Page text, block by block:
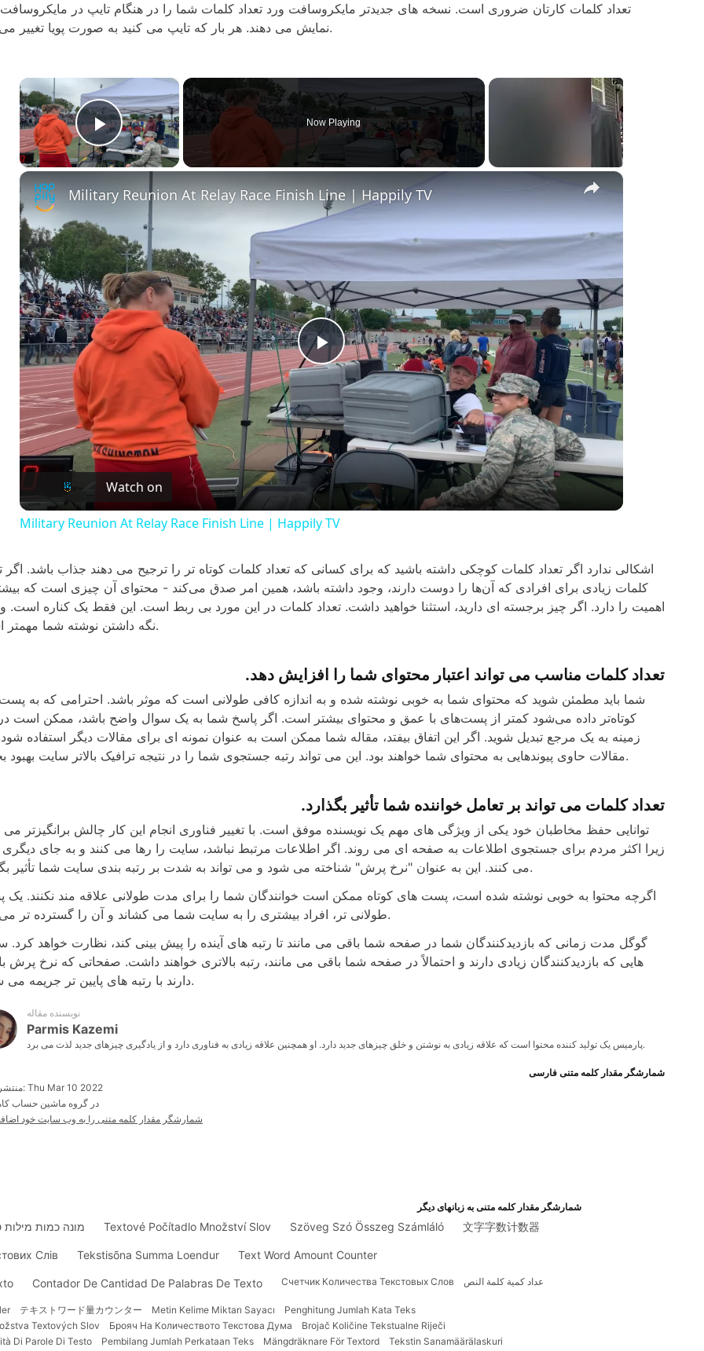
تعداد کلمات کارتان ضروری است. نسخه های جدیدتر مایکروسافت ورد تعداد کلمات شما را در هنگام تایپ در
نمایش می دهند. هر بار که تایپ می کنید به صورت پویا تغییر می کند.
×
Play Video
Now Playing
×
P
l
a
y
i
e
o
Military Reunion At Relay Race Finish Line | Happily TV
Watch on
Military Reunion At Relay Race Finish Line | Happily TV
اشکالی ندارد اگر تعداد کلمات کوچکی داشته باشید که برای کسانی که تعداد کلمات کوتاه تر را ترجیح می دهند جذاب باشد. اگر
کلمات زیادی برای افرادی که آن‌ها را دوست دارند، وجود داشته باشد، همین امر صدق می‌کند - محتوای آن چیزی است که
اهمیت را دارد. اگر چیز برجسته ای دارید، استثنا خواهید داشت. تعداد کلمات در این مورد بی ربط است. این فقط یک کناره است.
نگه داشتن نوشته شما مهمتر است.
تعداد کلمات مناسب می تواند اعتبار محتوای شما را افزایش دهد.
شما باید مطمئن شوید که محتوای شما به خوبی نوشته شده و به اندازه کافی طولانی است که موثر باشد. احترامی که به
کوتاه‌تر داده می‌شود کمتر از پست‌های با عمق و محتوای بیشتر است. اگر پاسخ شما به یک سوال واضح باشد، ممکن است
زمینه به یک مرجع تبدیل شوید. اگر این اتفاق بیفتد، مقاله شما ممکن است به عنوان نمونه ای برای مقالات دیگر استفاده
مقالات حاوی پیوندهایی به محتوای شما خواهند بود. این می تواند رتبه جستجوی شما را در نتیجه ترافیک بالاتر سایت بهبود بخشد.
تعداد کلمات می تواند بر تعامل خواننده شما تأثیر بگذارد.
توانایی حفظ مخاطبان خود یکی از ویژگی های مهم یک نویسنده موفق است. با تغییر فناوری انجام این کار چالش برانگیزتر
زیرا اکثر مردم برای جستجوی اطلاعات به صفحه ای می روند. اگر اطلاعات مرتبط نباشد، سایت را رها می کنند و به جای دیگری
می کنند. این به عنوان "نرخ پرش" شناخته می شود و می تواند به شدت بر رتبه بندی سایت شما تأثیر بگذارد.
اگرچه محتوا به خوبی نوشته شده است، پست های کوتاه ممکن است خوانندگان شما را برای مدت طولانی علاقه مند نکنند.
طولانی تر، افراد بیشتری را به سایت شما می کشاند و آن را گسترده تر می کند.
گوگل مدت زمانی که بازدیدکنندگان شما در صفحه شما باقی می مانند تا رتبه های آینده را پیش بینی کند، نظارت خواهد کرد.
هایی که بازدیدکنندگان زیادی دارند و احتمالاً در صفحه شما باقی می مانند، رتبه بالاتری خواهند داشت. صفحاتی که نرخ پرش
دارند با رتبه های پایین تر جریمه می شوند.
نویسنده مقاله
Parmis Kazemi
پارمیس یک تولید کننده محتوا است که علاقه زیادی به نوشتن و خلق چیزهای جدید دارد. او همچنین علاقه زیادی به فناوری دارد و از یادگیری چیزهای جدید لذت می برد.
شمارشگر مقدار کلمه متنی فارسی
منتشر شده: Thu Mar 10 2022
در گروه ماشین حساب
شمارشگر مقدار کلمه متنی را به وب سایت خود
شمارشگر مقدار کلمه متنی به زبانهای دیگر
מונה כמות Textové Počítadlo Množství Slov Szöveg Szó Összeg Számláló 文字字数计数器
Слів Tekstisõna Summa Loendur Text Word Amount Counter
Contador De Cantidad De Palabras De Texto Счетчик Количества Текстовых Слов عداد كمية كلمة النص
テキストワード量カウンター Metin Kelime Miktarı Sayacı
Penghitung Jumlah Kata Teks
Textových Slov Брояч На Количеството Текстова Дума
Brojač Količine Tekstualne Riječi
Di Parole Di Testo Pembilang Jumlah Perkataan Teks Mängdräknare För Textord Tekstin Sanamäärälaskuri